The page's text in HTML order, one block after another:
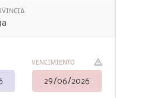
VENCIMIENTO
29/06/2026